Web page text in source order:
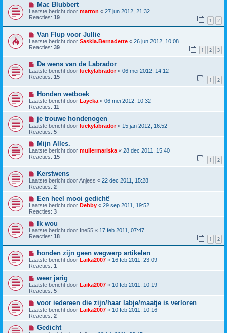
Mac Blubbert
Laatste bericht door marron « 27 jun 2012, 21:32
Reacties: 19 1 2
Van Flup voor Jullie
Laatste bericht door Saskia.Bernadette « 26 jun 2012, 10:08
Reacties: 39 1 2 3
De wens van de Labrador
Laatste bericht door luckylabrador« 06 mei 2012, 14:12
Reacties: 15 1 2
Honden wetboek
Laatste bericht door Laycka « 06 mei 2012, 10:32
Reacties: 11
je trouwe hondenogen
Laatste bericht door luckylabrador« 15 jan 2012, 16:52
Reacties: 5
Mijn Alles.
Laatste bericht door mullermariska « 28 dec 2011, 15:40
Reacties: 15 1 2
Kerstwens
Laatste bericht doorAnjess « 22 dec 2011, 15:28
Reacties: 2
Een heel mooi gedicht!
Laatste bericht door Debby « 29 sep 2011, 19:52
Reacties: 3
Ik wou
Laatste bericht door Ine55 « 17 feb 2011, 07:47
Reacties: 18 1 2
honden zijn geen wegwerp artikelen
Laatste bericht door Laika2007 « 16 feb 2011, 23:09
Reacties: 1
weer jarig
Laatste bericht door Laika2007 « 10 feb 2011, 10:19
Reacties: 5
voor iedereen die zijn/haar labje/maatje is verloren
Laatste bericht door Laika2007 « 10 feb 2011, 10:16
Reacties: 2
Gedicht